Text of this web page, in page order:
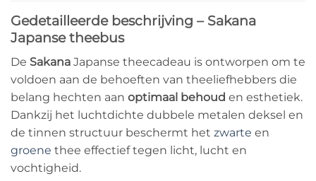
Gedetailleerde beschrijving – Sakana
Japanse theebus
De Sakana Japanse theecadeau is ontworpen om te
voldoen aan de behoeften van theeliefhebbers die
belang hechten aan optimaal behoud en esthetiek.
Dankzij het luchtdichte dubbele metalen deksel en
de tinnen structuur beschermt het zwarte en
groene thee effectief tegen licht, lucht en
vochtigheid.